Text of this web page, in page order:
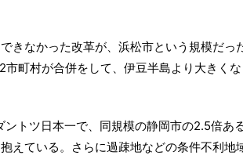
きなかった改革が、浜松市という規模だっ
町村が合併をして、伊豆半島より大きく
トツ日本一で、同規模の静岡市の2.5倍あ
えている。さらに過疎地などの条件不利地